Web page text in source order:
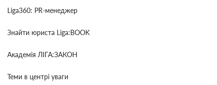
Liga360: PR-менеджер
Знайти юриста Liga:BOOK
Академія ЛІГА:ЗАКОН
Теми в центрі уваги